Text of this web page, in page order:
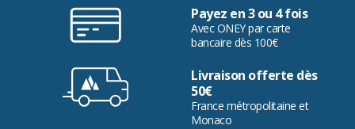
Payez en 3 ou 4 fois
Avec ONEY par carte
bancaire dès 100€
Livraison offerte dès
50€
France métropolitaine et
Monaco